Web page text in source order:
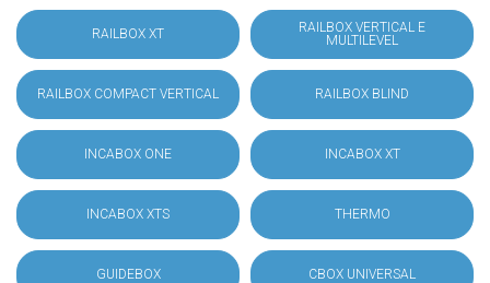
RAILBOX XT
RAILBOX VERTICAL E
MULTILEVEL
RAILBOX COMPACT VERTICAL RAILBOX BLIND
INCABOX ONE INCABOX XT
INCABOX XTS THERMO
GUIDEBOX CBOX UNIVERSAL